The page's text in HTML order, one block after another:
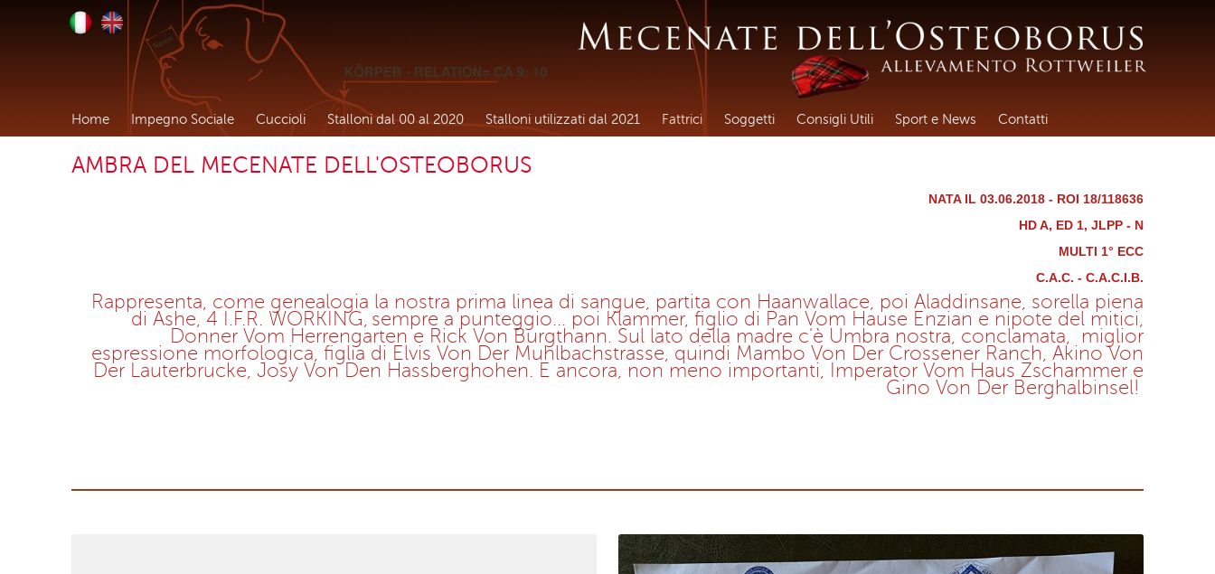
Home Impegno Sociale Cuccioli Stalloni dal 00 al 2020 Stalloni utilizzati dal 2021 Fattrici Soggetti Consigli Utili Sport e News Contatti
AMBRA DEL MECENATE DELL'OSTEOBORUS
NATA IL 03.06.2018 - ROI 18/118636
HD A, ED 1, JLPP - N
MULTI 1° ECC
C.A.C. - C.A.C.I.B.
Rappresenta, come genealogia la nostra prima linea di sangue, partita con Haanwallace, poi Aladdinsane, sorella piena
di Ashe, 4 I.F.R. WORKING, sempre a punteggio... poi Klammer, figlio di Pan Vom Hause Enzian e nipote del mitici,
Donner Vom Herrengarten e Rick Von Burgthann. Sul lato della madre c'è Umbra nostra, conclamata, miglior
espressione morfologica, figlia di Elvis Von Der Muhlbachstrasse, quindi Mambo Von Der Crossener Ranch, Akino Von
Der Lauterbrucke, Josy Von Den Hassberghohen. E ancora, non meno importanti, Imperator Vom Haus Zschammer e
Gino Von Der Berghalbinsel!